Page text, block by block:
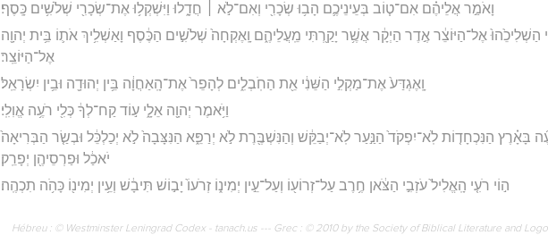
וָאֹמַ֣ר אֲלֵיהֶ֗ם אִם־ט֧וֹב בְּעֵינֵיכֶ֛ם הָב֥וּ שְׂכָרִ֖י וְאִם־לֹ֣א ׀ חֲדָ֑לוּ וַיִּשְׁקְל֥וּ אֶת־שְׂכָרִ֖י שְׁלֹשִׁ֥ים כָּֽסֶף׃
הַשְׁלִיכֵ֙הוּ֙ אֶל־הַיּוֹצֵ֔ר אֶ֣דֶר הַיְקָ֔ר אֲשֶׁ֥ר יָקַ֖רְתִּי מֵֽעֲלֵיהֶ֑ם וָֽאֶקְחָה֙ שְׁלֹשִׁ֣ים הַכֶּ֔סֶף וָאַשְׁלִ֥יךְ אֹת֛וֹ בֵּ֥ית יְהוָ֖ה
אֶל־הַיּוֹצֵֽר׃
וָֽאֶגְדַּע֙ אֶת־מַקְלִ֣י הַשֵּׁנִ֔י אֵ֖ת הַחֹֽבְלִ֑ים לְהָפֵר֙ אֶת־הָֽאַחֲוָ֔ה בֵּ֥ין יְהוּדָ֖ה וּבֵ֥ין יִשְׂרָאֵֽל׃
וַיֹּ֥אמֶר יְהוָ֖ה אֵלָ֑י ע֣וֹד קַח־לְךָ֔ כְּלִ֖י רֹעֶ֥ה אֱוִלִֽי׃
בָּאָ֗רֶץ הַנִּכְחָד֤וֹת לֹֽא־יִפְקֹד֙ הַנַּ֣עַר לֹֽא־יְבַקֵּ֔שׁ וְהַנִּשְׁבֶּ֖רֶת לֹ֣א יְרַפֵּ֑א הַנִּצָּבָה֙ לֹ֣א יְכַלְכֵּ֔ל וּבְשַׂ֤ר הַבְּרִיאָה֙
יֹאכַ֔ל וּפַרְסֵיהֶ֖ן יְפָרֵֽק׃
ה֣וֹי רֹעִ֤י הָֽאֱלִיל֙ עֹזְבִ֣י הַצֹּ֔אן חֶ֥רֶב עַל־זְרוֹע֖וֹ וְעַל־עֵ֣ין יְמִינ֑וֹ זְרֹעוֹ֙ יָב֣וֹשׁ תִּיבָ֔שׁ וְעֵ֥ין יְמִינ֖וֹ כָּהֹ֥ה תִכְהֶֽה׃
Hébreu : © Westminster Leningrad Codex - tanach.us --- Grec : © 2010 by the Society of Biblical Literature and